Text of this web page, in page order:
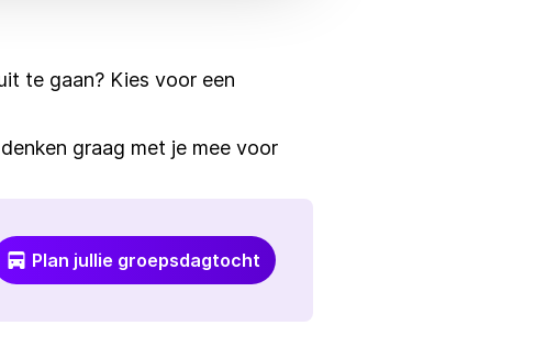
te gaan? Kies voor een
graag met je mee voor
Plan jullie groepsdagtocht